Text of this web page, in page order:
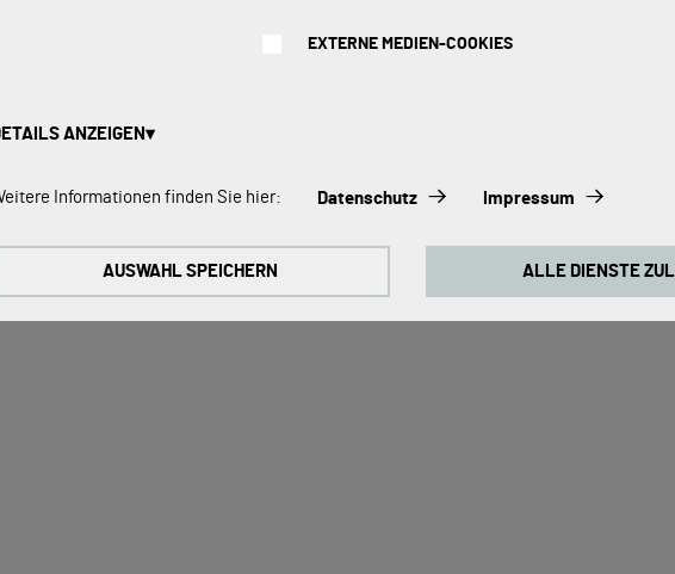
EXTERNE MEDIEN-COOKIES
ANZEIGEN
Cookies:
Tracking Cookies:
unsere Website kontinuierlich zu verbessern, analysieren wir die Verhaltensweisen
wir Tracking Cookies für Google Analytics (z.T. über den Google Tag Manager).
Informationen finden Sie hier: Datenschutz Impressum
AUSWAHL SPEICHERN ALLE DIENSTE